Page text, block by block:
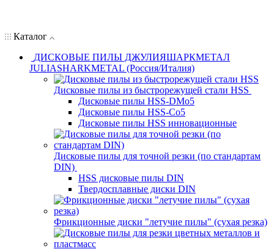
Каталог
ДИСКОВЫЕ ПИЛЫ ДЖУЛИЯШАРКМЕТАЛ
JULIASHARKMETAL (Россия/Италия)
Дисковые пилы из быстрорежущей стали HSS
Дисковые пилы HSS-DMo5
Дисковые пилы HSS-Co5
Дисковые пилы HSS инновационные
Дисковые пилы для точной резки (по стандартам
DIN)
HSS дисковые пилы DIN
Твердосплавные диски DIN
Фрикционные диски "летучие пилы" (сухая резка)